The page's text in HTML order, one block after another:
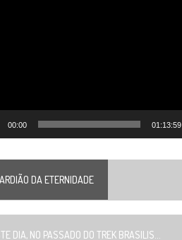
00:00 01:13:59
DA ETERNIDADE
DIA, NO PASSADO DO TREK BRASILIS...